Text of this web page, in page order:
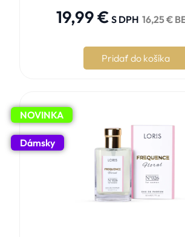
19,99€ S DPH 16,25€
Pridať do košíka
NOVINKA
Dámsky